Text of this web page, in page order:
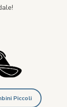
Piccoli